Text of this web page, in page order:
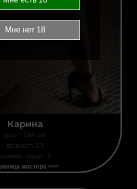
Карина
рост: 164 см
возраст: 23
размер груди: 2
мастера >>>